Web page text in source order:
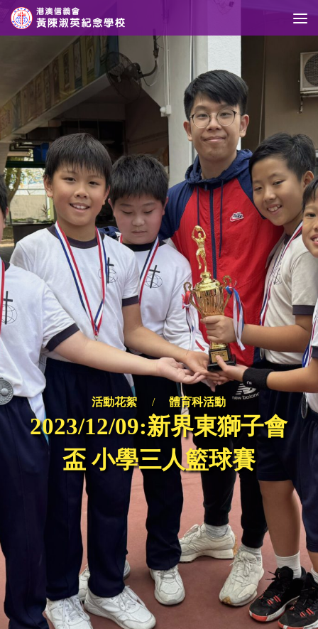
Skip to content
活動花絮 / 體育科活動
2023/12/09:新界東獅子會
盃 小學三人籃球賽